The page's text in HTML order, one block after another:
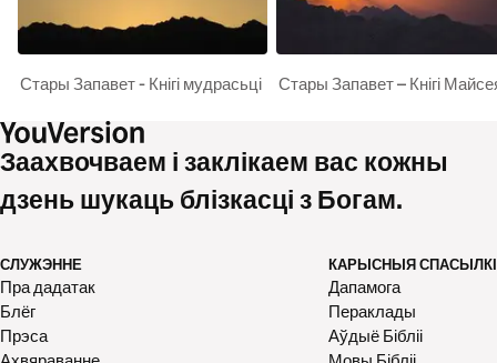
Стары Запавет - Кнігі мудрасьці Стары Запавет – Кнігі
Заахвочваем і заклікаем вас кожны
дзень шукаць блізкасці з Богам.
СЛУЖЭННЕ
Пра дадатак
Блёг
Прэса
КАРЫСНЫЯ СПАСЫЛКІ
Дапамога
Пераклады
Аўдыё Бібліі